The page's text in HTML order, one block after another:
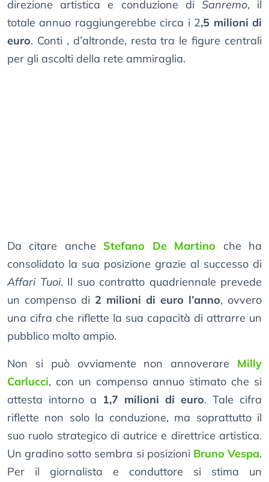
direzione artistica e conduzione di Sanremo, il
totale annuo raggiungerebbe circa i 2,5 milioni di
euro. Conti , d’altronde, resta tra le figure centrali
per gli ascolti della rete ammiraglia.
Da citare anche Stefano De Martino che ha
consolidato la sua posizione grazie al successo di
Affari Tuoi. Il suo contratto quadriennale prevede
un compenso di 2 milioni di euro l’anno, ovvero
una cifra che riflette la sua capacità di attrarre un
pubblico molto ampio.
Non si può ovviamente non annoverare Milly
Carlucci, con un compenso annuo stimato che si
attesta intorno a 1,7 milioni di euro. Tale cifra
riflette non solo la conduzione, ma soprattutto il
suo ruolo strategico di autrice e direttrice artistica.
Un gradino sotto sembra si posizioni Bruno Vespa.
Per il giornalista e conduttore si stima un